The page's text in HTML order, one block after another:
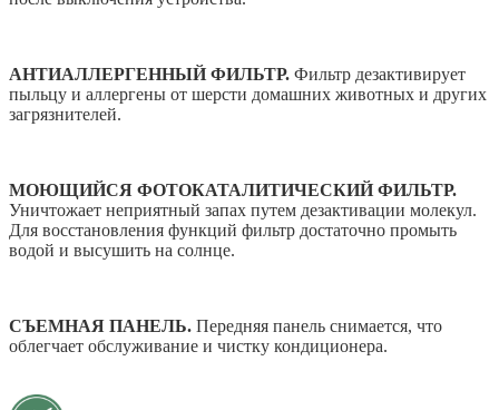
АНТИАЛЛЕРГЕННЫЙ ФИЛЬТР. Фильтр дезактивирует
пыльцу и аллергены от шерсти домашних животных и других
загрязнителей.
МОЮЩИЙСЯ ФОТОКАТАЛИТИЧЕСКИЙ ФИЛЬТР.
Уничтожает неприятный запах путем дезактивации молекул.
Для восстановления функций фильтр достаточно промыть
водой и высушить на солнце.
СЪЕМНАЯ ПАНЕЛЬ. Передняя панель снимается, что
облегчает обслуживание и чистку кондиционера.